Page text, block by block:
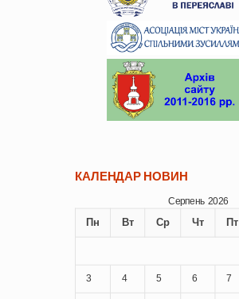
КАЛЕНДАР НОВИН
Серпень 2026
Пн Вт Ср Чт Пт
3 4 5 6 7